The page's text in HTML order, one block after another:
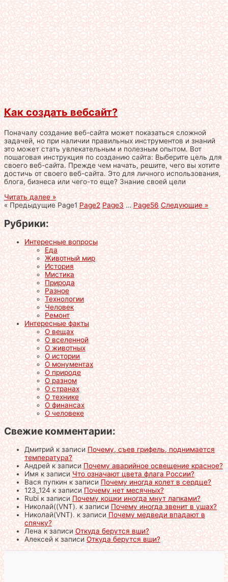
Как создать вебсайт?
Поначалу создание веб-сайта может показаться сложной
задачей, но при наличии правильных инструментов и знаний
это может стать увлекательным и полезным опытом. Вот
пошаговая инструкция по созданию сайта: Выберите цель для
своего веб-сайта. Прежде чем начать, решите, чего вы хотите
достичь от своего веб-сайта. Это для личного использования,
блога, бизнеса или чего-то еще? Знание своей цели
Читать далее »
« Предыдущие Page1 Page2 Page3 … Page56 Следующие »
Рубрики:
Интересные вопросы
Еда
Животный мир
История
Мистика
Природа
Разное
Технологии
Человек
Ремонт
Интересные факты
О вещах
О вселенной
О животных
О истории
О монументах
О природе
О разном
О странах
О технике
О финансах
О человеке
Свежие комментарии:
Дмитрийк записиПочему, съев грифель, поднимается
температура?
Андрейк записиПочему аварийное освещение красное?
Имяк записиЧто означают цвета флага России?
Вася пупкинк записиПочему иногда колет в сердце?
123_124к записиПочему нет месячных?
Rubiк записиПочему кошки иногда мнут лапками?
Николай((VNT).к записиПочему иногда звенит в ушах?
Николай(VNT).к записиПочему медведи впадают в
спячку?
Ленак записиОткуда берутся вши?
Алексейк записиОткуда берутся вши?